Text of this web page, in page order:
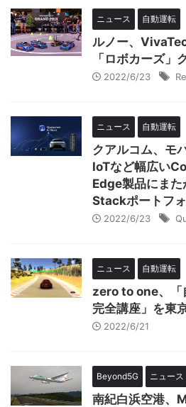
ニュース 自動運転
ルノー、
「ロボカーズ」
2022/6/23
ニュース 自動運転
クアルコム、モ
IoTなど幅広い
Edge製品にま
Stackポートフ
2022/6/23
ニュース 自動運転
zero to one、「
完全講座」を東
2022/6/21
Beyond5G ニュース
南紀白浜空港、